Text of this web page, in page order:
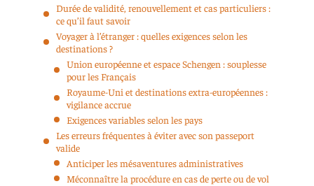
Durée de validité, renouvellement et cas particuliers :
ce qu’il faut savoir
Voyager à l’étranger : quelles exigences selon les
destinations ?
Union européenne et espace Schengen : souplesse
pour les Français
Royaume-Uni et destinations extra-européennes :
vigilance accrue
Exigences variables selon les pays
Les erreurs fréquentes à éviter avec son passeport
valide
Anticiper les mésaventures administratives
Méconnaître la procédure en cas de perte ou de vol